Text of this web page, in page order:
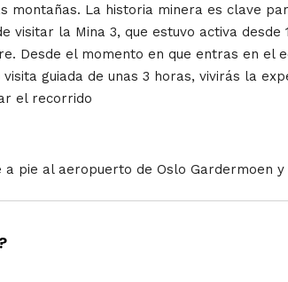
montañas. La historia minera es clave
visitar la Mina 3, que estuvo activa
Desde el momento en que entras en
guiada de unas 3 horas, vivirás la
el recorrido
pie al aeropuerto de Oslo Gardermoen